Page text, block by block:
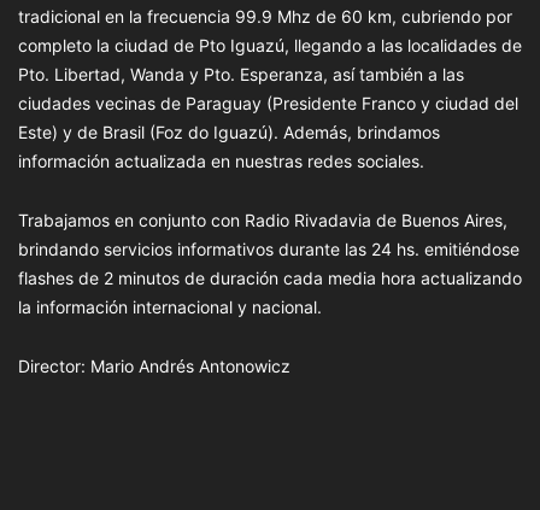
tradicional en la frecuencia 99.9 Mhz de 60 km, cubriendo por
completo la ciudad de Pto Iguazú, llegando a las localidades de
Pto. Libertad, Wanda y Pto. Esperanza, así también a las
ciudades vecinas de Paraguay (Presidente Franco y ciudad del
Este) y de Brasil (Foz do Iguazú). Además, brindamos
información actualizada en nuestras redes sociales.
Trabajamos en conjunto con Radio Rivadavia de Buenos Aires,
brindando servicios informativos durante las 24 hs. emitiéndose
flashes de 2 minutos de duración cada media hora actualizando
la información internacional y nacional.
Director: Mario Andrés Antonowicz